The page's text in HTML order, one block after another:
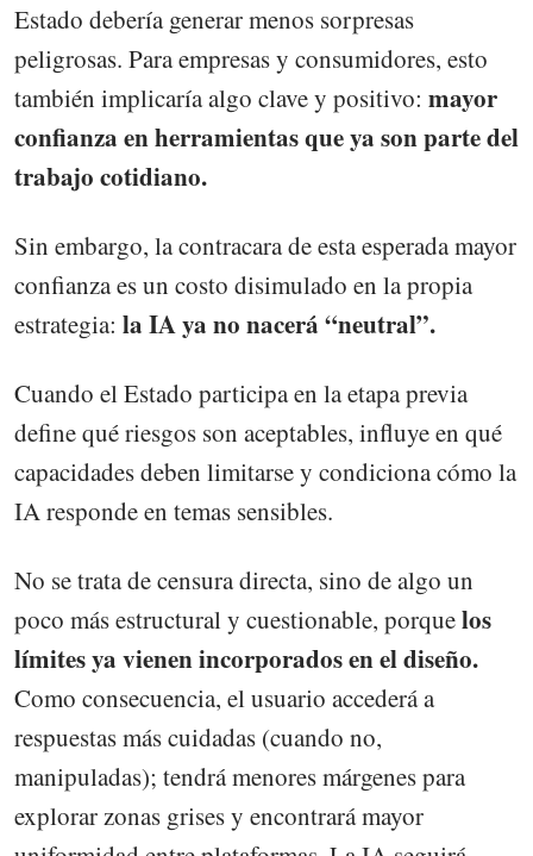
Estado debería generar menos sorpresas
peligrosas. Para empresas y consumidores, esto
también implicaría algo clave y positivo: mayor
confianza en herramientas que ya son parte del
trabajo cotidiano.
Sin embargo, la contracara de esta esperada mayor
confianza es un costo disimulado en la propia
estrategia: la IA ya no nacerá “neutral”.
Cuando el Estado participa en la etapa previa
define qué riesgos son aceptables, influye en qué
capacidades deben limitarse y condiciona cómo la
IA responde en temas sensibles.
No se trata de censura directa, sino de algo un
poco más estructural y cuestionable, porquelos
límites ya vienen incorporados en el diseño.
Como consecuencia, el usuario accederá a
respuestas más cuidadas (cuando no,
manipuladas); tendrá menores márgenes para
explorar zonas grises y encontrará mayor